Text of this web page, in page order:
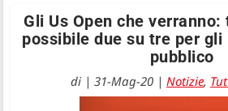
Gli Us Open che
possibile due su tre per gli
pubblico
di | 31-Mag-20 | Notizie,